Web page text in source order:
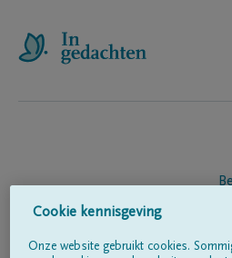
Cookie kennisgeving
Onze website gebruikt cookies.